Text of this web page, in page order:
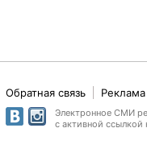
Обратная связь
Электронное СМИ
с активной ссылкой